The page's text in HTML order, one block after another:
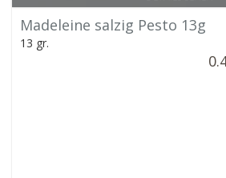
Madeleine salzig Pesto 13g
13 gr.